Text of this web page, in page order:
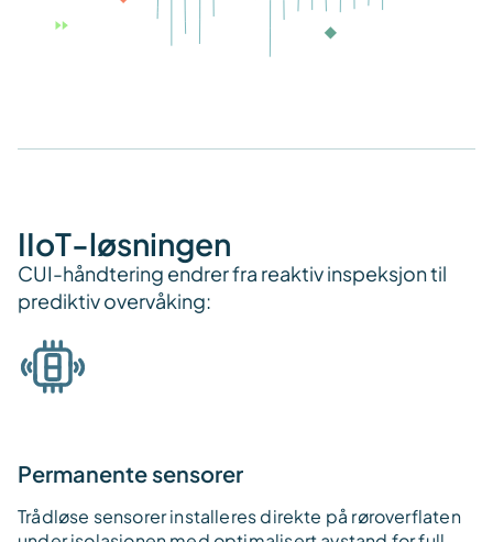
IIoT-løsningen
CUI-håndtering endrer fra reaktiv inspeksjon til
prediktiv overvåking:
Permanente sensorer
Trådløse sensorer installeres direkte på røroverflaten